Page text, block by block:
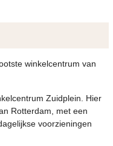
winkelcentrum van
Zuidplein. Hier
Rotterdam, met een
voorzieningen